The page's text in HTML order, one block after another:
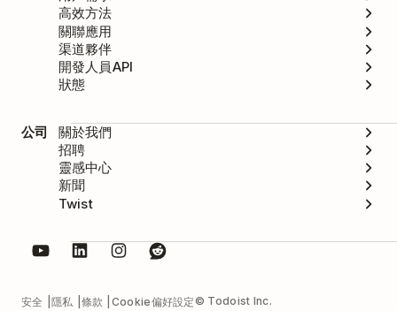
高效方法
關聯應用
渠道夥伴
開發人員API
狀態
公司
關於我們
招聘
靈感中心
新聞
Twist
安全 隱私 條款 Cookie偏好設定© Todoist Inc.